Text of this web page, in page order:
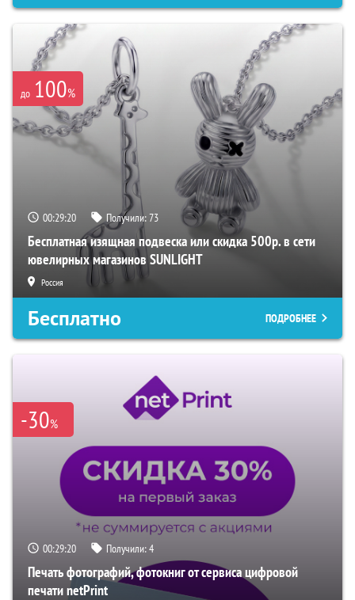
до 100%
00:29:19 Получили:73
Бесплатная изящная подвеска или скидка 500р. в сети
ювелирных магазинов SUNLIGHT
Россия
Бесплатно ПОДРОБНЕЕ
-30%
00:29:19 Получили:4
Печать фотографий, фотокниг от сервиса цифровой
печати netPrint